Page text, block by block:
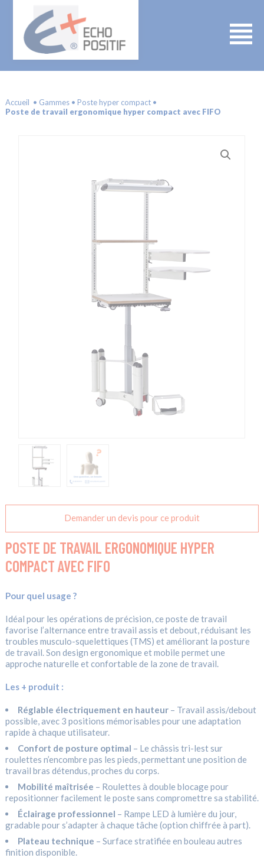
Accueil Gammes
Poste hyper compact
Poste de travail ergonomique hyper compact avec FIFO
Demander un devis pour ce produit
POSTE DE TRAVAIL ERGONOMIQUE HYPER
COMPACT AVEC FIFO
Pour quel usage ?
Idéal pour les opérations de précision, ce poste de travail
favorise l’alternance entre travail assis et debout, réduisant les
troubles musculo-squelettiques (TMS) et améliorant la posture
de travail. Son design ergonomique et mobile permet une
approche naturelle et confortable de la zone de travail.
Les + produit :
Réglable électriquement en hauteur– Travail assis/debout
possible, avec 3 positions mémorisables pour une adaptation
rapide à chaque utilisateur.
Confort de posture optimal – Le châssis tri-lest sur
roulettes n’encombre pas les pieds, permettant une position de
travail bras détendus, proches du corps.
Mobilité maîtrisée – Roulettes à double blocage pour
repositionner facilement le poste sans compromettre sa stabilité.
Éclairage professionnel – Rampe LED à lumière du jour,
gradable pour s’adapter à chaque tâche (option chiffrée à part).
Plateau technique – Surface stratifiée en bouleau autres
finition disponible.